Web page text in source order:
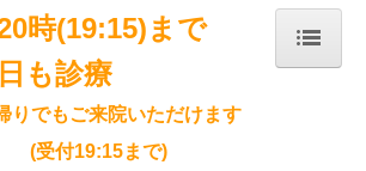
時(19:15)まで
も診療
りでもご来院いただけます
(受付19:15まで)